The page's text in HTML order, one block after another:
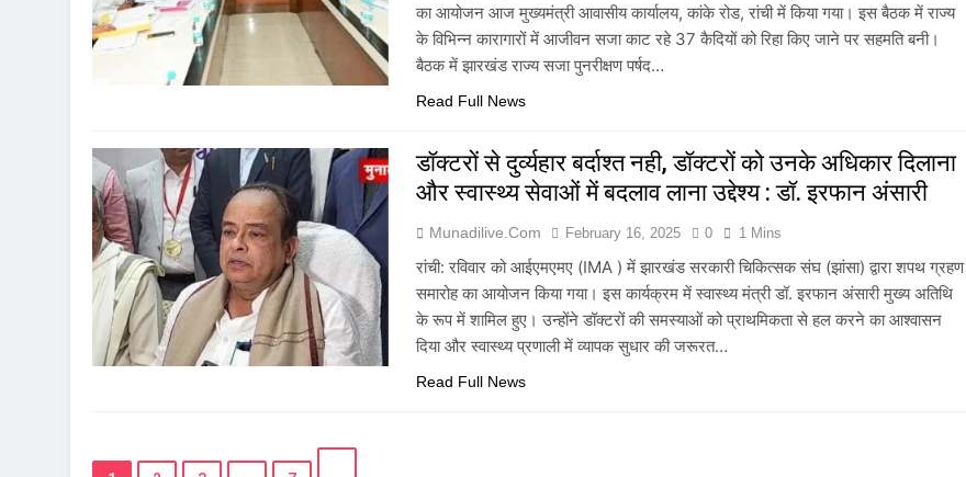
का आयोजन आज मुख्यमंत्री आवासीय कार्यालय, कांके रोड, रांची में किया गया। इस बैठक में राज्य
के विभिन्न कारागारों में आजीवन सजा काट रहे 37 कैदियों को रिहा किए जाने पर सहमति बनी।
बैठक में झारखंड राज्य सजा पुनरीक्षण पर्षद…
Read Full News
डॉक्टरों से दुर्व्यहार बर्दाश्त नही, डॉक्टरों को उनके अधिकार दिलाना
और स्वास्थ्य सेवाओं में बदलाव लाना उद्देश्य : डॉ. इरफान अंसारी
Munadilive.com February 16, 2025 0 1 Mins
रांची: रविवार को आईएमएमए (IMA ) में झारखंड सरकारी चिकित्सक संघ (झांसा) द्वारा शपथ ग्रहण
समारोह का आयोजन किया गया। इस कार्यक्रम में स्वास्थ्य मंत्री डॉ. इरफान अंसारी मुख्य अतिथि
के रूप में शामिल हुए। उन्होंने डॉक्टरों की समस्याओं को प्राथमिकता से हल करने का आश्वासन
दिया और स्वास्थ्य प्रणाली में व्यापक सुधार की जरूरत…
Read Full News